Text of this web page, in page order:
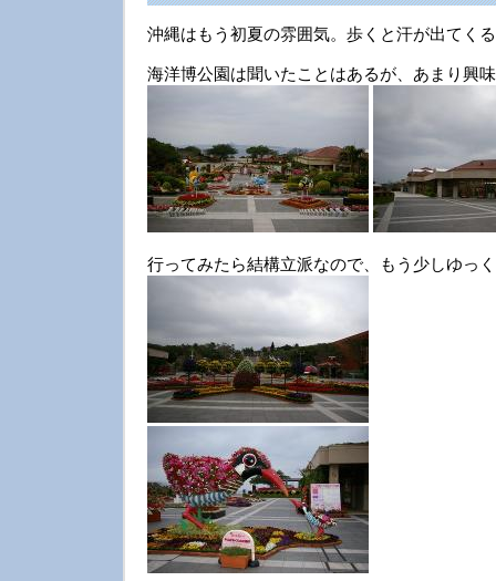
沖縄はもう初夏の雰囲気。歩くと汗が出てく
海洋博公園は聞いたことはあるが、あまり興
行ってみたら結構立派なので、もう少しゆっ